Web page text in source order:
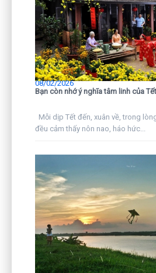
Bạn còn nhớ ý nghĩa tâm linh của
08/02/2026
Mỗi dịp Tết đến, xuân về, trong
đều cảm thấy nôn nao, háo hức...